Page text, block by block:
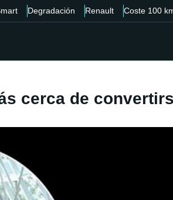
Degradación Renault Coste 100
cerca de